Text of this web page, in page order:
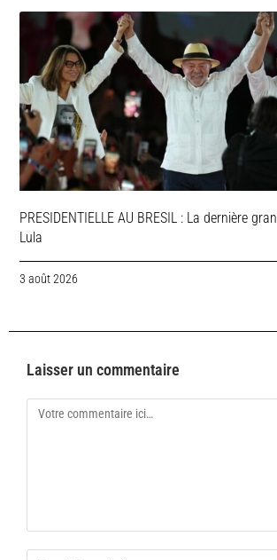
PRESIDENTIELLE AU BRESIL : La dernière
Lula
3 août 2026
Laisser un commentaire